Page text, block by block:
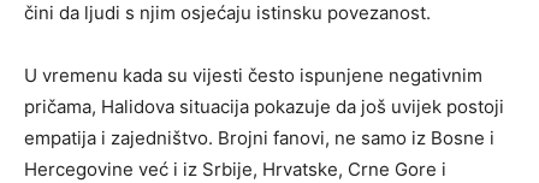
čini da ljudi s njim osjećaju istinsku povezanost.
U vremenu kada su vijesti često ispunjene negativnim
pričama, Halidova situacija pokazuje da još uvijek postoji
empatija i zajedništvo. Brojni fanovi, ne samo iz Bosne i
Hercegovine već i iz Srbije, Hrvatske, Crne Gore i